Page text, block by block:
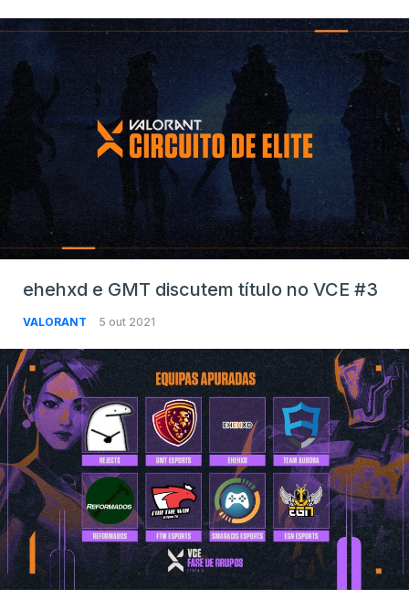
ehehxd e GMT discutem título no VCE #3
VALORANT 5 out 2021